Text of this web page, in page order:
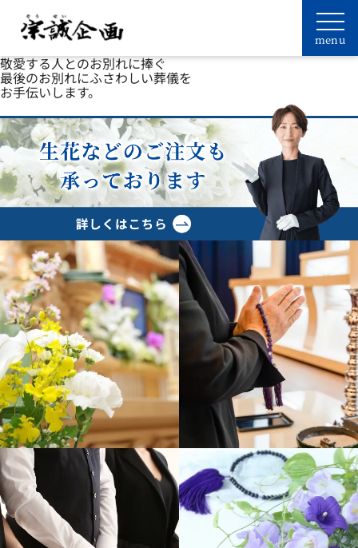
敬愛する人とのお別れに捧ぐ
最後のお別れにふさわしい葬儀を
お手伝いします。